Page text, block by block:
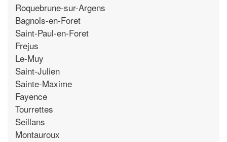
Roquebrune-sur-Argens
Bagnols-en-Foret
Saint-Paul-en-Foret
Frejus
Le-Muy
Saint-Julien
Sainte-Maxime
Fayence
Tourrettes
Seillans
Montauroux